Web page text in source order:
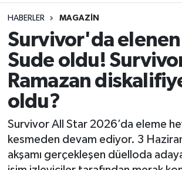
HABERLER MAGAZIN
Survivor'da
Sude oldu!
Ramazan
oldu?
Survivor All Star 2026’da eleme
kesmeden devam ediyor. 3
akşamı gerçekleşen düelloda
Politika
Spor
Ekonomi
Sağlık
Magazin
Kültür Sanat
Süper Lig Puan Durumu ve Fikstür
Tüm Manşetler
Son Dakika Haberleri
Haber Arşivi